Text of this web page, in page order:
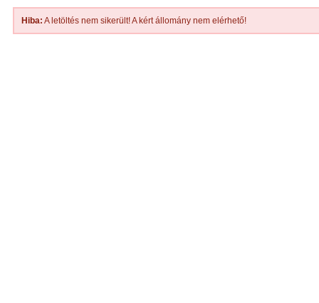
Hiba: A letöltés nem sikerült! A kért állomány nem elérhető!